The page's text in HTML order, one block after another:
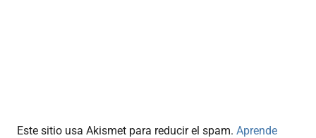
Este sitio usa Akismet para reducir el spam. Aprende